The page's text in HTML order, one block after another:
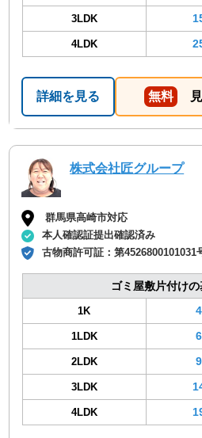
3LDK
4LDK
詳細を見る 無料 見
株式会社匠グループ
群馬県高崎市対応
本人確認証提出確認済み
古物商許可証：第4526800101031
ゴミ屋敷片付け
1K
1LDK
2LDK
3LDK
4LDK